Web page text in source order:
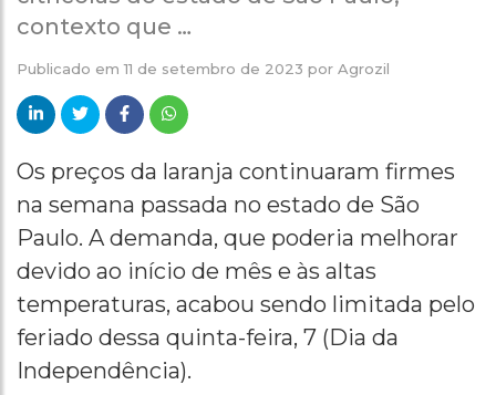
contexto que …
Publicado em11 de setembro de 2023 por Agrozil
Os preços da laranja continuaram firmes
na semana passada no estado de São
Paulo. A demanda, que poderia melhorar
devido ao início de mês e às altas
temperaturas, acabou sendo limitada pelo
feriado dessa quinta-feira, 7 (Dia da
Independência).